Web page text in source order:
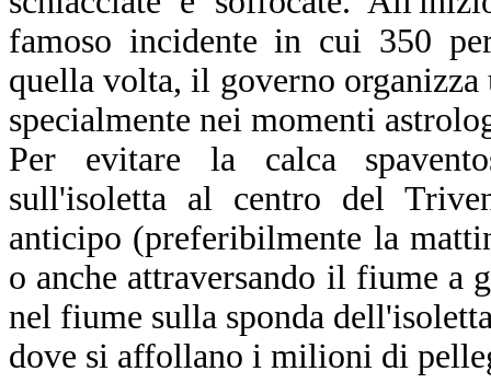
famoso incidente in cui 350
quella volta, il governo
specialmente nei momenti
Per evitare la calca
sull'isoletta al centro del
anticipo (preferibilmente la
o anche attraversando il fiume a
nel fiume sulla sponda
dove si affollano i milioni di